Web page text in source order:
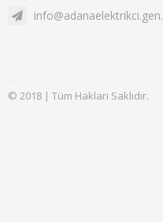
© 2018 | Tüm Hakları Saklıdır.